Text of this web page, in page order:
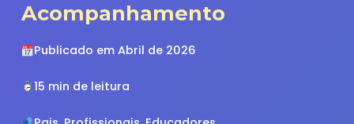
Acompanhamento
Publicado em Abril de 2026
15 min de leitura